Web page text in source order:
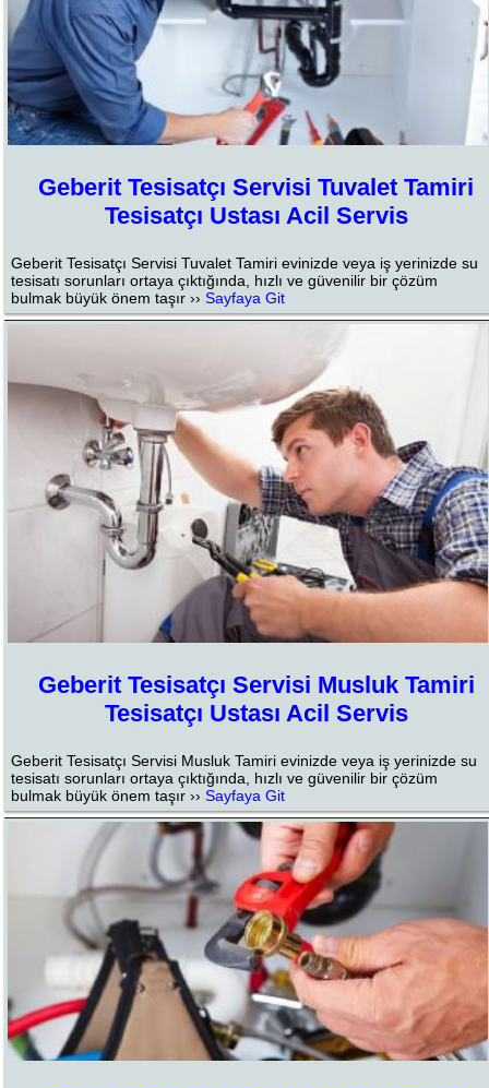
Geberit Tesisatçı Servisi Tuvalet Tamiri
Tesisatçı Ustası Acil Servis
Geberit Tesisatçı Servisi Tuvalet Tamiri evinizde veya iş yerinizde su
tesisatı sorunları ortaya çıktığında, hızlı ve güvenilir bir çözüm
bulmak büyük önem taşır ››Sayfaya Git
Geberit Tesisatçı Servisi Musluk Tamiri
Tesisatçı Ustası Acil Servis
Geberit Tesisatçı Servisi Musluk Tamiri evinizde veya iş yerinizde su
tesisatı sorunları ortaya çıktığında, hızlı ve güvenilir bir çözüm
bulmak büyük önem taşır ››Sayfaya Git